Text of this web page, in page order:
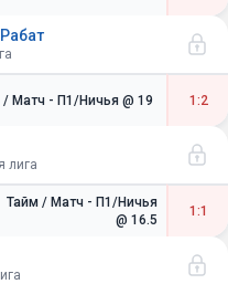
/ Матч - П1/Ничья @ 19 1:2
лига
Тайм / Матч - П1/Ничья
@ 16.5
1:1